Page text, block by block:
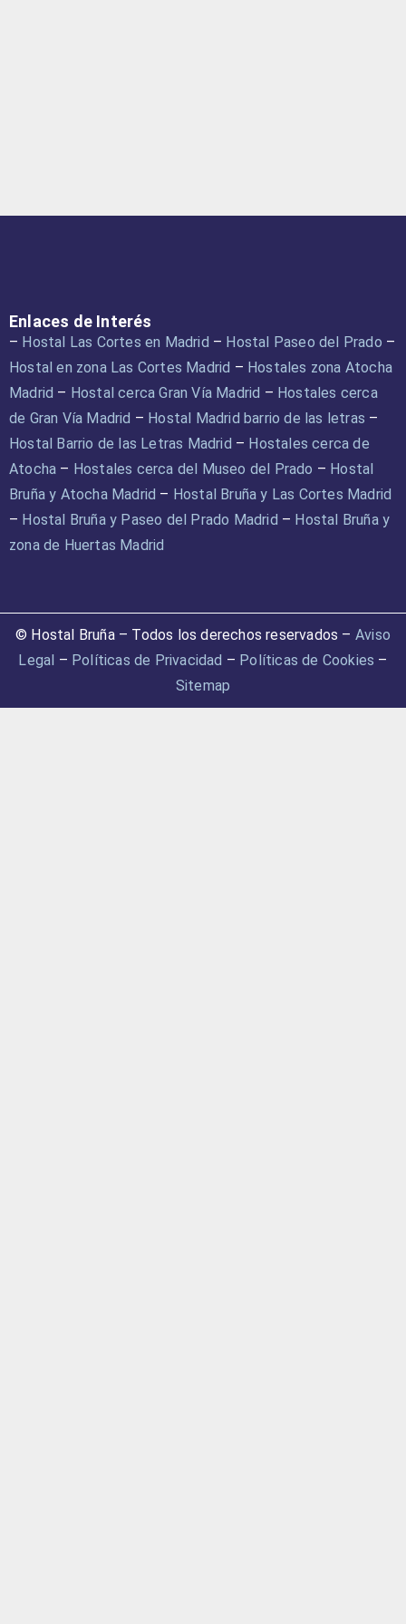
Enlaces de Interés
– Hostal Las Cortes en Madrid – Hostal Paseo del Prado –
Hostal en zona Las Cortes Madrid – Hostales zona Atocha
Madrid – Hostal cerca Gran Vía Madrid – Hostales cerca
de Gran Vía Madrid – Hostal Madrid barrio de las letras –
Hostal Barrio de las Letras Madrid – Hostales cerca de
Atocha – Hostales cerca del Museo del Prado – Hostal
Bruña y Atocha Madrid – Hostal Bruña y Las Cortes Madrid
– Hostal Bruña y Paseo del Prado Madrid – Hostal Bruña y
zona de Huertas Madrid
© Hostal Bruña – Todos los derechos reservados – Aviso
Legal – Políticas de Privacidad – Políticas de Cookies –
Sitemap